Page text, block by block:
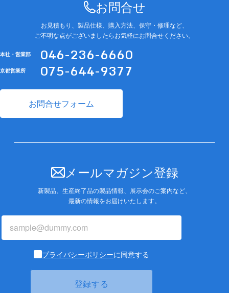
お問合せ
お見積もり、製品仕様、購入方法、保守・修理など、
ご不明な点がございましたらお気軽にお問合せください。
本社・営業部 046-236-6660
京都営業所 075-644-9377
お問合せフォーム
メールマガジン登録
新製品、生産終了品の製品情報、展示会のご案内など、
最新の情報をお届けいたします。
プライバシーポリシーに同意する